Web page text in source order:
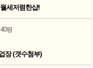
세저렴한샵!
40평
장 (갯수첨부)